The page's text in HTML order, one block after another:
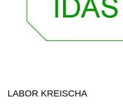
LABOR KREISCHA